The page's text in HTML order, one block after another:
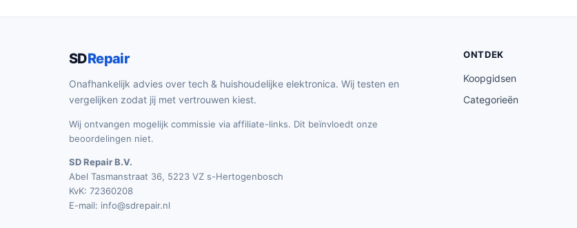
SDRepair
Onafhankelijk advies over tech & huishoudelijke elektronica. Wij testen en
vergelijken zodat jij met vertrouwen kiest.
Wij ontvangen mogelijk commissie via affiliate-links. Dit beïnvloedt onze
beoordelingen niet.
SD Repair B.V.
Abel Tasmanstraat 36, 5223 VZ s-Hertogenbosch
KvK: 72360208
E-mail: info@sdrepair.nl
ONTDEK
Koopgidsen
Categorieën